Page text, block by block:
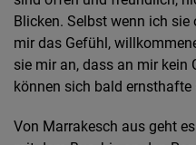
Blicken. Selbst wenn ich
mir das Gefühl,
sie mir an, dass an mir kein
können sich bald ernsthafte
Von Marrakesch aus geht